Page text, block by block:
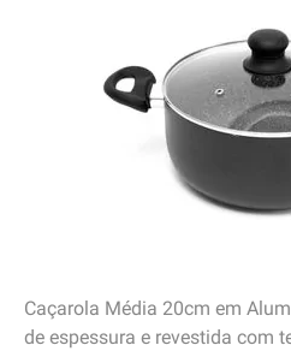
Caçarola Média 20cm em
de espessura e revestida com